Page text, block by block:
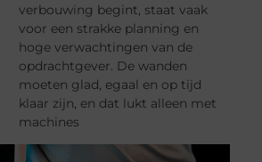
verbouwing begint, staat vaak
voor een strakke planning en
hoge verwachtingen van de
opdrachtgever. De wanden
moeten glad, egaal en op tijd
klaar zijn, en dat lukt alleen met
machines